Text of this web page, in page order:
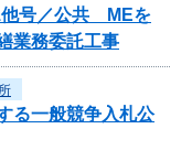
他号／公共 MEを
業務委託工事
る一般競争入札公